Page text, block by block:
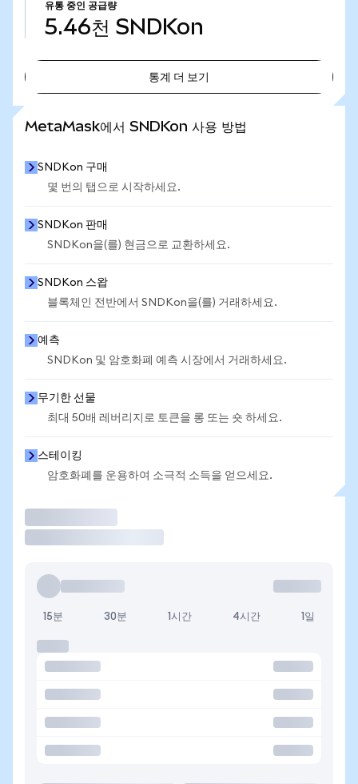
유통 중인 공급량
5.46천 SNDKon
통계 더 보기
MetaMask에서 SNDKon 사용 방법
SNDKon 구매
몇 번의 탭으로 시작하세요.
SNDKon 판매
SNDKon을(를) 현금으로 교환하세요.
SNDKon 스왑
블록체인 전반에서 SNDKon을(를) 거래하세요.
예측
SNDKon 및 암호화폐 예측 시장에서 거래하세요.
무기한 선물
최대 50배 레버리지로 토큰을 롱 또는 숏 하세요.
스테이킹
암호화폐를 운용하여 소극적 소득을 얻으세요.
15분 30분 1시간 4시간 1일